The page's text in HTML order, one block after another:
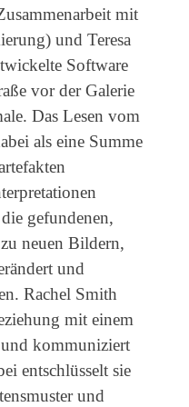
mit
und Teresa
Software
vor der Galerie
Das Lesen vom
als eine Summe
gefundenen,
neuen Bildern,
und
Rachel Smith
mit einem
kommuniziert
entschlüsselt sie
und